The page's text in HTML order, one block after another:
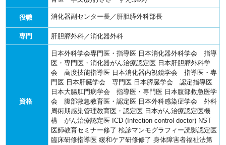
役職 消化器副センター長／肝胆膵外科部長
専門 肝胆膵外科／消化器外科
資格
日本外科学会専門医・指導医 日本消化器外科学会 指導
医・専門医・消化器がん治療認定医 日本肝胆膵外科学
会 高度技能指導医 日本消化器内視鏡学会 指導医・専
門医 日本肝臓学会 専門医 日本膵臓学会 認定指導医
日本大腸肛門病学会 指導医・専門医 日本腹部救急医学
会 腹部救急教育医・認定医 日本外科感染症学会 外科
周術期感染管理教育医・認定医 日本がん治療認定医機
構 がん治療認定医 ICD (Infection control doctor) NST
医師教育セミナー修了 検診マンモグラフィー読影認定医
臨床研修指導医 緩和ケア研修修了 身体障害者福祉法第